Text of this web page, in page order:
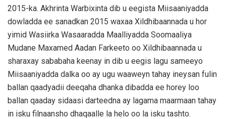
2015-ka. Akhrinta Warbixinta dib u eegista Miisaaniyadda
dowladda ee sanadkan 2015 waxaa Xildhibaannada u hor
yimid Wasiirka Wasaaradda Maalliyadda Soomaaliya
Mudane Maxamed Aadan Farkeeto oo Xildhibaannada u
sharaxay sababaha keenay in dib u eegis lagu sameeyo
Miisaaniyadda dalka oo ay ugu waaweyn tahay ineysan fulin
ballan qaadyadii deeqaha dhanka dibadda ee horey loo
ballan qaaday sidaasi darteedna ay lagama maarmaan tahay
in isku filnaansho dhaqaalle la helo oo la isku tashto.